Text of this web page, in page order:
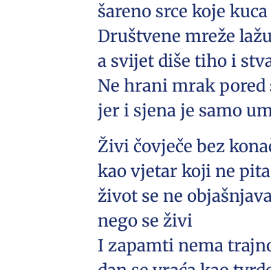
šareno srce koje
Društvene mreže
a svijet diše tiho i
Ne hrani mrak pored
jer i sjena je samo
Živi čovječe bez
kao vjetar koji ne
život se ne
nego se živi
I zapamti nema